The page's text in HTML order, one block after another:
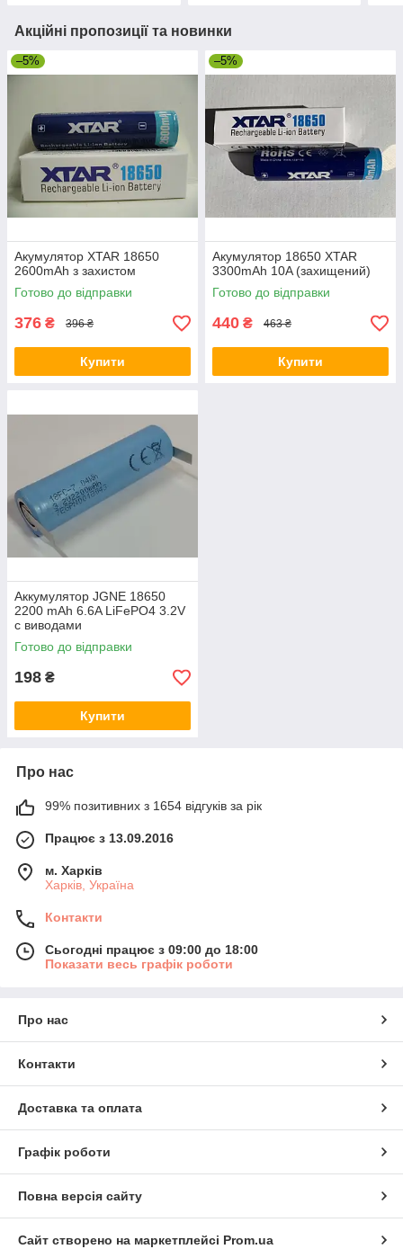
Акційні пропозиції та новинки
–5%
Акумулятор XTAR 18650
2600mAh з захистом
Готово до відправки
376 ₴ 396 ₴
Купити
–5%
Акумулятор 18650 XTAR
3300mAh 10A (захищений)
Готово до відправки
440 ₴ 463 ₴
Купити
Аккумулятор JGNE 18650
2200 mAh 6.6A LiFePO4 3.2V
с виводами
Готово до відправки
198 ₴
Купити
Про нас
99% позитивних з 1654 відгуків за рік
Працює з 13.09.2016
м. Харків
Харків, Україна
Контакти
Сьогодні працює з 09:00 до 18:00
Показати весь графік роботи
Про нас
Контакти
Доставка та оплата
Графік роботи
Повна версія сайту
Сайт створено на маркетплейсі Prom.ua